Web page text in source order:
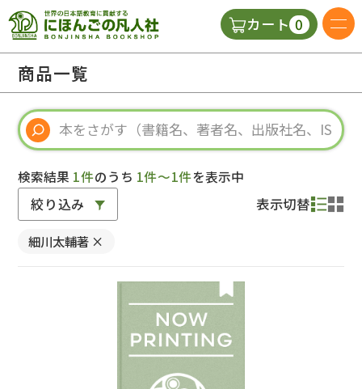
カート 0
視聴覚・補助教材
教師用参考書
商品一覧
検索結果 1件のうち 1件～1件を表示中
絞り込み 表示切替
細川太輔著 ×